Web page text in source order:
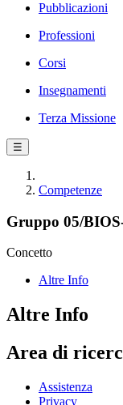
Pubblicazioni
Professioni
Corsi
Insegnamenti
Terza Missione
☰
Competenze
Gruppo 05/
Concetto
Altre Info
Altre Info
Area di
Assistenza
Privacy